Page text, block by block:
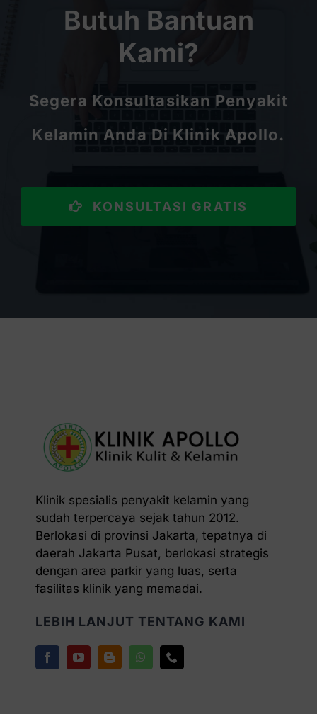
Butuh Bantuan
Kami?
Segera Konsultasikan Penyakit
Kelamin Anda Di Klinik Apollo.
KONSULTASI GRATIS
Klinik spesialis penyakit kelamin yang
sudah terpercaya sejak tahun 2012.
Berlokasi di provinsi Jakarta, tepatnya di
daerah Jakarta Pusat, berlokasi strategis
dengan area parkir yang luas, serta
fasilitas klinik yang memadai.
LEBIH LANJUT TENTANG KAMI